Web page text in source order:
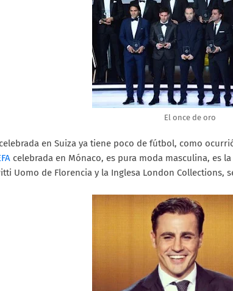
El once de oro
en Suiza ya tiene poco de fútbol, como
celebrada en Mónaco, es pura moda masculina, es
Uomo de Florencia y la Inglesa London Collections,